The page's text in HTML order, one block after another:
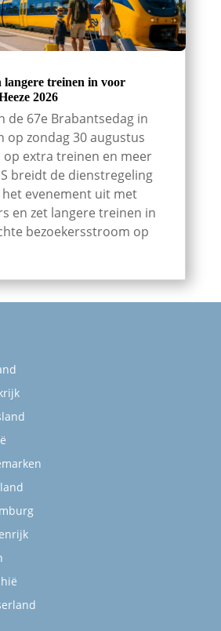
langere treinen in voor
2026
de 67e Brabantsedag in
op zondag 30 augustus
op extra treinen en meer
breidt de dienstregeling
evenement uit met
en zet langere treinen in
bezoekersstroom op